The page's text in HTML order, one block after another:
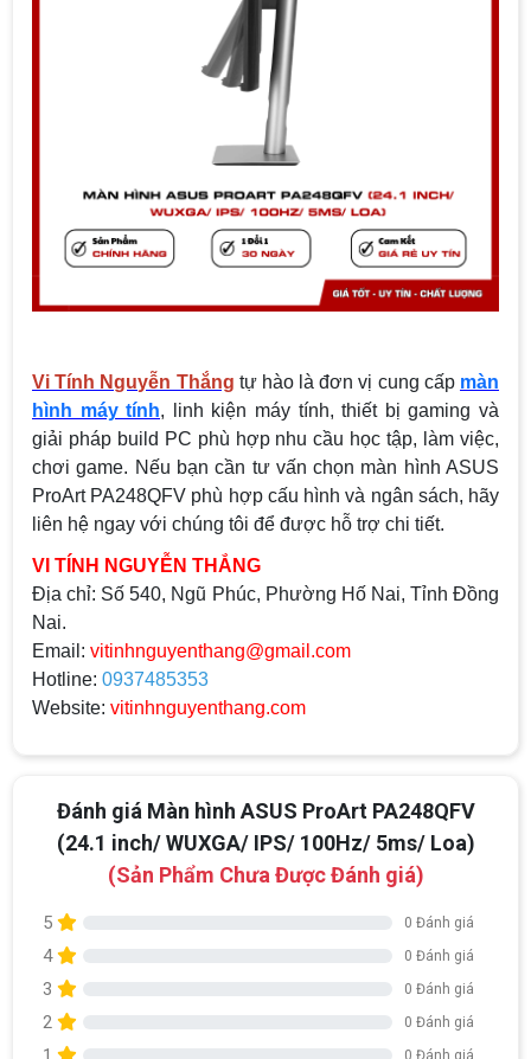
Vi Tính Nguyễn Thắng tự hào là đơn vị cung cấp màn
hình máy tính, linh kiện máy tính, thiết bị gaming và
giải pháp build PC phù hợp nhu cầu học tập, làm việc,
chơi game. Nếu bạn cần tư vấn chọn màn hình ASUS
ProArt PA248QFV phù hợp cấu hình và ngân sách, hãy
liên hệ ngay với chúng tôi để được hỗ trợ chi tiết.
VI TÍNH NGUYỄN THẮNG
Địa chỉ: Số 540, Ngũ Phúc, Phường Hố Nai, Tỉnh Đồng
Nai.
Email: vitinhnguyenthang@gmail.com
Hotline: 0937485353
Website: vitinhnguyenthang.com
Đánh giá Màn hình ASUS ProArt PA248QFV
(24.1 inch/ WUXGA/ IPS/ 100Hz/ 5ms/ Loa)
(Sản Phẩm Chưa Được Đánh giá)
5 0 Đánh giá
4 0 Đánh giá
3 0 Đánh giá
2 0 Đánh giá
0 Đánh giá